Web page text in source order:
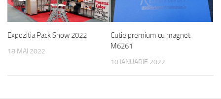
Expozitia Pack Show 2022
18 MAI 2022
Cutie premium cu magnet
M6261
10 IANUARIE 2022